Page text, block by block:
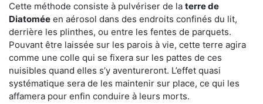
Cette méthode consiste à pulvériser de la terre de
Diatomée en aérosol dans des endroits confinés du lit,
derrière les plinthes, ou entre les fentes de parquets.
Pouvant être laissée sur les parois à vie, cette terre agira
comme une colle qui se fixera sur les pattes de ces
nuisibles quand elles s’y aventureront. L’effet quasi
systématique sera de les maintenir sur place, ce qui les
affamera pour enfin conduire à leurs morts.